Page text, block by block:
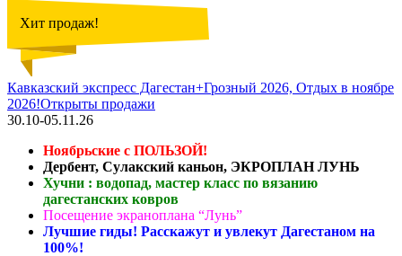
Хит продаж!
Кавказский экспресс Дагестан+Грозный 2026, Отдых в ноябре
2026!Открыты продажи
30.10-05.11.26
Ноябрьские с ПОЛЬЗОЙ!
Дербент, Сулакский каньон, ЭКРОПЛАН ЛУНЬ
Хучни : водопад, мастер класс по вязанию
дагестанских ковров
Посещение экраноплана “Лунь”
Лучшие гиды! Расскажут и увлекут Дагестаном на
100%!